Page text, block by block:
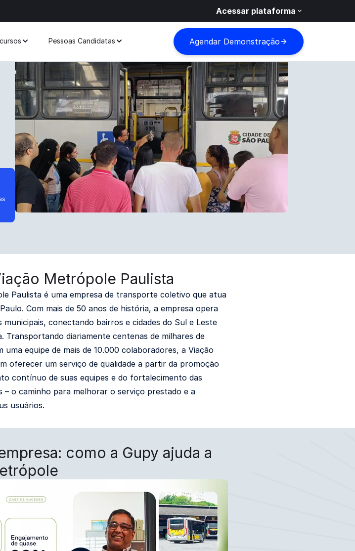
Acessar plataforma
Pessoas Candidatas Agendar Demonstração
Metrópole Paulista
Paulista é uma empresa de transporte coletivo que atua
Com mais de 50 anos de história, a empresa opera
municipais, conectando bairros e cidades do Sul e Leste
Transportando diariamente centenas de milhares de
uma equipe de mais de 10.000 colaboradores, a Viação
oferecer um serviço de qualidade a partir da promoção
contínuo de suas equipes e do fortalecimento das
– o caminho para melhorar o serviço prestado e a
usuários.
como a Gupy ajuda a